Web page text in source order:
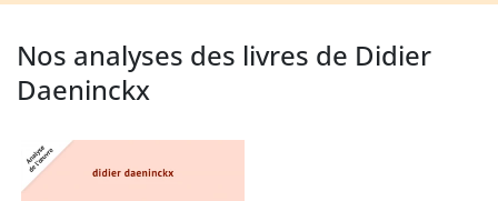
Nos analyses des livres de Didier
Daeninckx